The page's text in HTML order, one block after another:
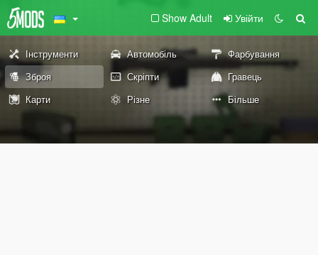
Show Adult Увійти
Інструменти Автомобіль
Фарбування
Зброя
Скріпти
Гравець
Карти
Різне Більше